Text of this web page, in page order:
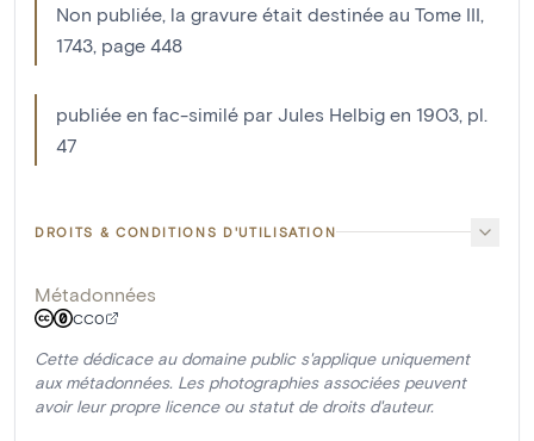
Non publiée, la gravure était destinée au Tome III,
1743, page 448
publiée en fac-similé par Jules Helbig en 1903, pl.
47
DROITS & CONDITIONS D'UTILISATION
Métadonnées
CC0
Cette dédicace au domaine public s'applique uniquement
aux métadonnées. Les photographies associées peuvent
avoir leur propre licence ou statut de droits d'auteur.